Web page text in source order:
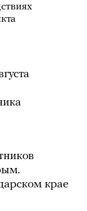
крае